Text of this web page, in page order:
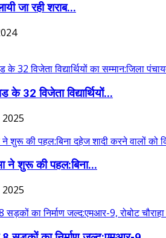
जा रही शराब...
32 विजेता विद्यार्थियों...
ने शुरू की पहल:बिना...